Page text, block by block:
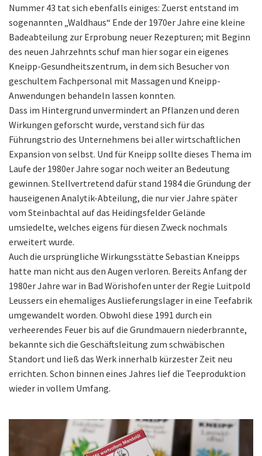
Nummer 43 tat sich ebenfalls einiges: Zuerst entstand im
sogenannten „Waldhaus“ Ende der 1970er Jahre eine kleine
Badeabteilung zur Erprobung neuer Rezepturen; mit Beginn
des neuen Jahrzehnts schuf man hier sogar ein eigenes
Kneipp-Gesundheitszentrum, in dem sich Besucher von
geschultem Fachpersonal mit Massagen und Kneipp-
Anwendungen behandeln lassen konnten.
Dass im Hintergrund unvermindert an Pflanzen und deren
Wirkungen geforscht wurde, verstand sich für das
Führungstrio des Unternehmens bei aller wirtschaftlichen
Expansion von selbst. Und für Kneipp sollte dieses Thema im
Laufe der 1980er Jahre sogar noch weiter an Bedeutung
gewinnen. Stellvertretend dafür stand 1984 die Gründung der
hauseigenen Analytik-Abteilung, die nur vier Jahre später
vom Steinbachtal auf das Heidingsfelder Gelände
umsiedelte, welches eigens für diesen Zweck nochmals
erweitert wurde.
Auch die ursprüngliche Wirkungsstätte Sebastian Kneipps
hatte man nicht aus den Augen verloren. Bereits Anfang der
1980er Jahre war in Bad Wörishofen unter der Regie Luitpold
Leussers ein ehemaliges Auslieferungslager in eine Teefabrik
umgewandelt worden. Obwohl diese 1991 durch ein
verheerendes Feuer bis auf die Grundmauern niederbrannte,
bekannte sich die Geschäftsleitung zum schwäbischen
Standort und ließ das Werk innerhalb kürzester Zeit neu
errichten. Schon binnen eines Jahres lief die Teeproduktion
wieder in vollem Umfang.